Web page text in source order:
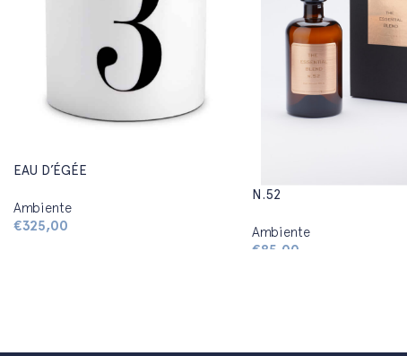
EAU D’ÉGÉE
Ambiente
€325,00
N.52
Ambiente
€85,00